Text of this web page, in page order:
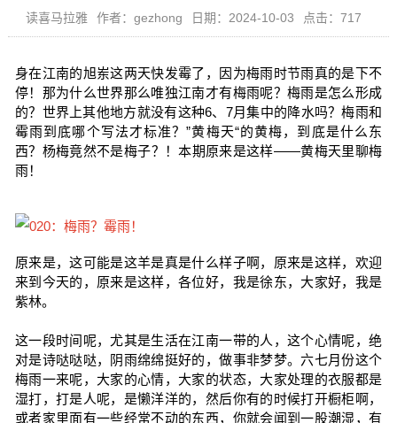
读喜马拉雅 作者：gezhong 日期：2024-10-03 点击：717
身在江南的旭岽这两天快发霉了，因为梅雨时节雨真的是下不
停！那为什么世界那么唯独江南才有梅雨呢？梅雨是怎么形成
的？世界上其他地方就没有这种6、7月集中的降水吗？梅雨和
霉雨到底哪个写法才标准？”黄梅天“的黄梅，到底是什么东
西？杨梅竟然不是梅子？！本期原来是这样——黄梅天里聊梅
雨！
原来是，这可能是这羊是真是什么样子啊，原来是这样，欢迎
来到今天的，原来是这样，各位好，我是徐东，大家好，我是
紫林。
这一段时间呢，尤其是生活在江南一带的人，这个心情呢，绝
对是诗哒哒哒，阴雨绵绵挺好的，做事非梦梦。六七月份这个
梅雨一来呢，大家的心情，大家的状态，大家处理的衣服都是
湿打，打是人呢，是懒洋洋的，然后你有的时候打开橱柜啊，
或者家里面有一些经常不动的东西，你就会闻到一股潮湿，有